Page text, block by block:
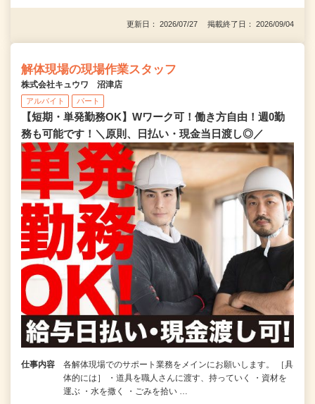
更新日： 2026/07/27 掲載終了日： 2026/09/04
解体現場の現場作業スタッフ
株式会社キュウワ 沼津店
アルバイト パート
【短期・単発勤務OK】Wワーク可！働き方自由！週0勤
務も可能です！＼原則、日払い・現金当日渡し◎／
仕事内容
各解体現場でのサポート業務をメインにお願いします。 ［具
体的には］ ・道具を職人さんに渡す、持っていく ・資材を
運ぶ ・水を撒く ・ごみを拾い …